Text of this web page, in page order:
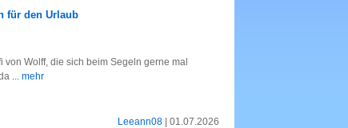
für den Urlaub
Wolff, die sich beim Segeln gerne mal
... mehr
Leeann08 | 01.07.2026